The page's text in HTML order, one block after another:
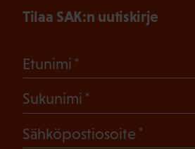
Tilaa SAK:n uutiskirje
Etunimi
Sukunimi
Sähköpostiosoite